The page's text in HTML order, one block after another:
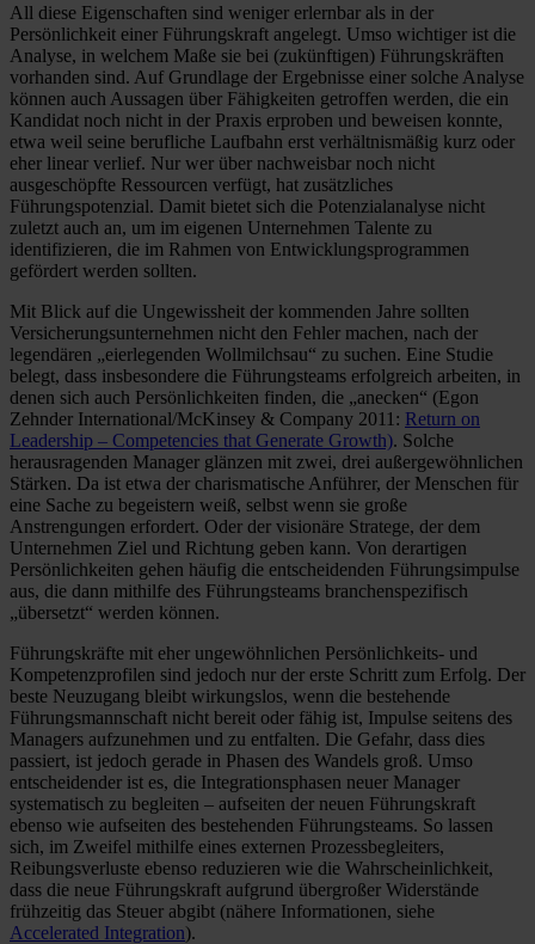
All diese Eigenschaften sind weniger erlernbar als in der
Persönlichkeit einer Führungskraft angelegt. Umso wichtiger ist die
Analyse, in welchem Maße sie bei (zukünftigen) Führungskräften
vorhanden sind. Auf Grundlage der Ergebnisse einer solche Analyse
können auch Aussagen über Fähigkeiten getroffen werden, die ein
Kandidat noch nicht in der Praxis erproben und beweisen konnte,
etwa weil seine berufliche Laufbahn erst verhältnismäßig kurz oder
eher linear verlief. Nur wer über nachweisbar noch nicht
ausgeschöpfte Ressourcen verfügt, hat zusätzliches
Führungspotenzial. Damit bietet sich die Potenzialanalyse nicht
zuletzt auch an, um im eigenen Unternehmen Talente zu
identifizieren, die im Rahmen von Entwicklungsprogrammen
gefördert werden sollten.
Mit Blick auf die Ungewissheit der kommenden Jahre sollten
Versicherungsunternehmen nicht den Fehler machen, nach der
legendären „eierlegenden Wollmilchsau“ zu suchen. Eine Studie
belegt, dass insbesondere die Führungsteams erfolgreich arbeiten, in
denen sich auch Persönlichkeiten finden, die „anecken“ (Egon
Zehnder International/McKinsey & Company 2011: Return on
Leadership – Competencies that Generate Growth). Solche
herausragenden Manager glänzen mit zwei, drei außergewöhnlichen
Stärken. Da ist etwa der charismatische Anführer, der Menschen für
eine Sache zu begeistern weiß, selbst wenn sie große
Anstrengungen erfordert. Oder der visionäre Stratege, der dem
Unternehmen Ziel und Richtung geben kann. Von derartigen
Persönlichkeiten gehen häufig die entscheidenden Führungsimpulse
aus, die dann mithilfe des Führungsteams branchenspezifisch
„übersetzt“ werden können.
Führungskräfte mit eher ungewöhnlichen Persönlichkeits- und
Kompetenzprofilen sind jedoch nur der erste Schritt zum Erfolg. Der
beste Neuzugang bleibt wirkungslos, wenn die bestehende
Führungsmannschaft nicht bereit oder fähig ist, Impulse seitens des
Managers aufzunehmen und zu entfalten. Die Gefahr, dass dies
passiert, ist jedoch gerade in Phasen des Wandels groß. Umso
entscheidender ist es, die Integrationsphasen neuer Manager
systematisch zu begleiten – aufseiten der neuen Führungskraft
ebenso wie aufseiten des bestehenden Führungsteams. So lassen
sich, im Zweifel mithilfe eines externen Prozessbegleiters,
Reibungsverluste ebenso reduzieren wie die Wahrscheinlichkeit,
dass die neue Führungskraft aufgrund übergroßer Widerstände
frühzeitig das Steuer abgibt (nähere Informationen, siehe
Accelerated Integration).